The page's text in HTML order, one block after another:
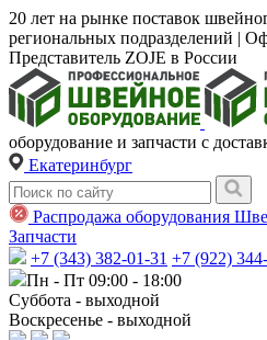
20 лет на рынке поставок
региональных подразделений |
Представитель ZOJE в России
оборудование и запчасти с
Екатеринбург
Распродажа оборудования
Запчасти
+7 (343) 382-01-31 +7 (922)
Пн - Пт 09:00 - 18:00
Суббота - выходной
Воскресенье - выходной